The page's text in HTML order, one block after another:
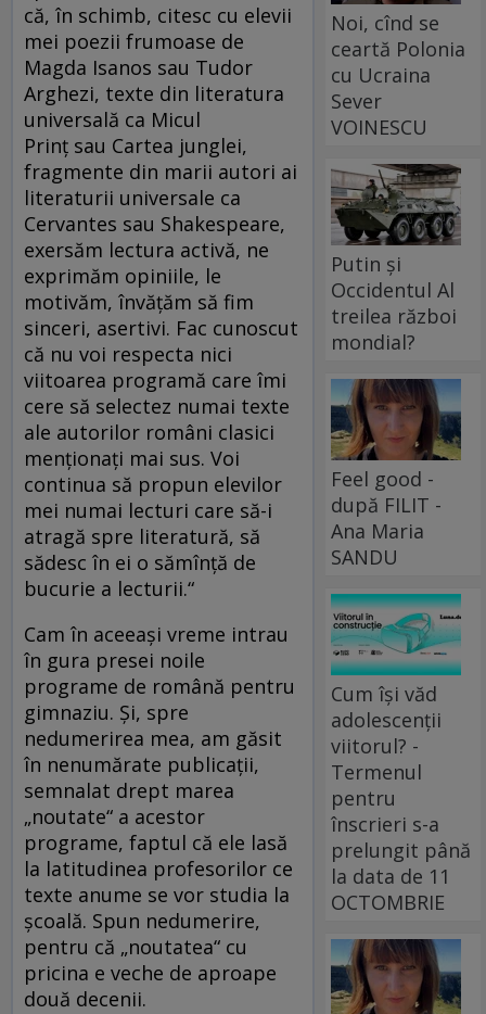
că, în schimb, citesc cu elevii
mei poezii frumoase de
Magda Isanos sau Tudor
Arghezi, texte din literatura
universală ca Micul
Prinț sau Cartea junglei,
fragmente din marii autori ai
literaturii universale ca
Cervantes sau Shakespeare,
exersăm lectura activă, ne
exprimăm opiniile, le
motivăm, învățăm să fim
sinceri, asertivi. Fac cunoscut
că nu voi respecta nici
viitoarea programă care îmi
cere să selectez numai texte
ale autorilor români clasici
menționați mai sus. Voi
continua să propun elevilor
mei numai lecturi care să-i
atragă spre literatură, să
sădesc în ei o sămînță de
bucurie a lecturii.“
Cam în aceeași vreme intrau
în gura presei noile
programe de română pentru
gimnaziu. Și, spre
nedumerirea mea, am găsit
în nenumărate publicații,
semnalat drept marea
„noutate“ a acestor
programe, faptul că ele lasă
la latitudinea profesorilor ce
texte anume se vor studia la
școală. Spun nedumerire,
pentru că „noutatea“ cu
pricina e veche de aproape
două decenii.
Noi, cînd se
ceartă Polonia
cu Ucraina
Sever
VOINESCU
Putin și
Occidentul Al
treilea război
mondial?
Feel good -
după FILIT -
Ana Maria
SANDU
Cum își văd
adolescenții
viitorul? -
Termenul
pentru
înscrieri s-a
prelungit până
la data de 11
OCTOMBRIE